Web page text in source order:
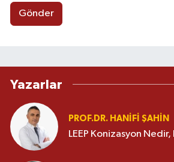
Gönder
Yazarlar
PROF.DR. HANİFİ ŞAHİN
LEEP Konizasyon